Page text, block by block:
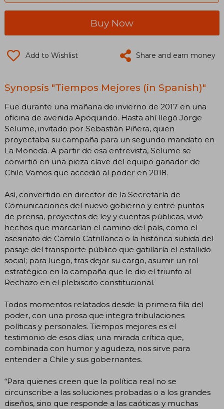
Buy Now
Add to Wishlist Share and earn money
Synopsis "Tiempos Mejores (in Spanish)"
Fue durante una mañana de invierno de 2017 en una
oficina de avenida Apoquindo. Hasta ahí llegó Jorge
Selume, invitado por Sebastián Piñera, quien
proyectaba su campaña para un segundo mandato en
La Moneda. A partir de esa entrevista, Selume se
convirtió en una pieza clave del equipo ganador de
Chile Vamos que accedió al poder en 2018.
Así, convertido en director de la Secretaría de
Comunicaciones del nuevo gobierno y entre puntos
de prensa, proyectos de ley y cuentas públicas, vivió
hechos que marcarían el camino del país, como el
asesinato de Camilo Catrillanca o la histórica subida del
pasaje del transporte público que gatillaría el estallido
social; para luego, tras dejar su cargo, asumir un rol
estratégico en la campaña que le dio el triunfo al
Rechazo en el plebiscito constitucional.
Todos momentos relatados desde la primera fila del
poder, con una prosa que integra tribulaciones
políticas y personales. Tiempos mejores es el
testimonio de esos días; una mirada crítica que,
combinada con humor y agudeza, nos sirve para
entender a Chile y sus gobernantes.
“Para quienes creen que la política real no se
circunscribe a las soluciones probadas o a los grandes
diseños, sino que responde a las caóticas y muchas